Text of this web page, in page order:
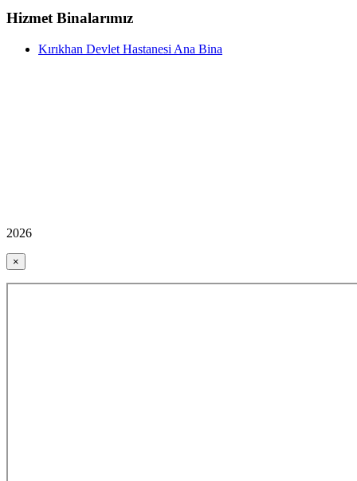
Hizmet Binalarımız
Kırıkhan Devlet Hastanesi Ana Bina
2026
×